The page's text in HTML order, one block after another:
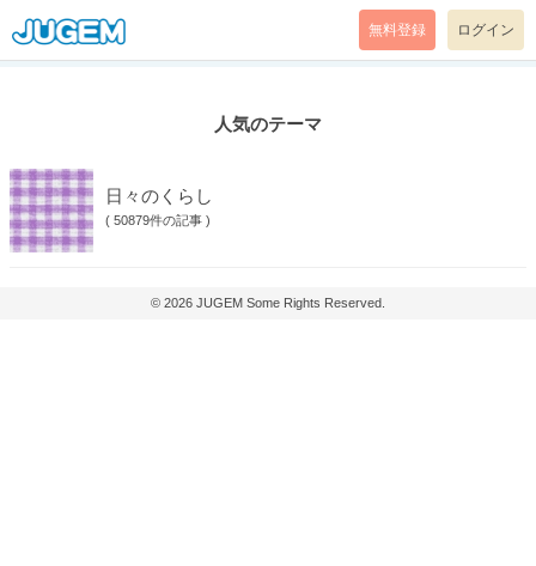
無料登録 ログイン
人気のテーマ
日々のくらし
( 50879件の記事 )
© 2026 JUGEM Some Rights Reserved.